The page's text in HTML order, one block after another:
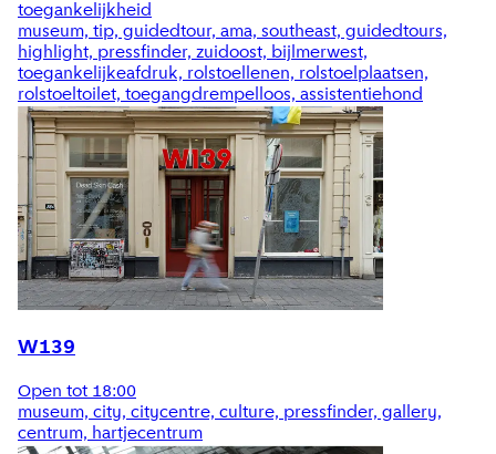
toegankelijkheid
museum, tip, guidedtour, ama, southeast, guidedtours,
highlight, pressfinder, zuidoost, bijlmerwest,
toegankelijkeafdruk, rolstoellenen, rolstoelplaatsen,
rolstoeltoilet, toegangdrempelloos, assistentiehond
W139
Open tot 18:00
museum, city, citycentre, culture, pressfinder, gallery,
centrum, hartjecentrum